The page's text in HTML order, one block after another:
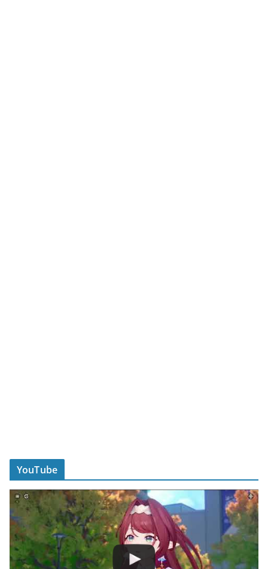
YouTube